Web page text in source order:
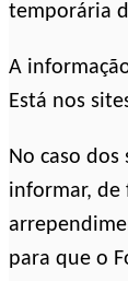
temporária
A
Está nos
No caso
informar, de
para que o